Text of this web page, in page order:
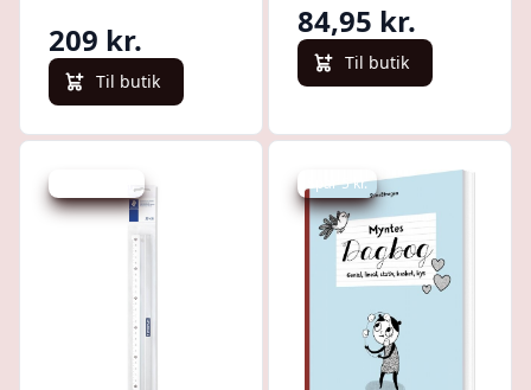
209 kr.
Til butik
84,95 kr.
Til butik
Spar 5 kr.